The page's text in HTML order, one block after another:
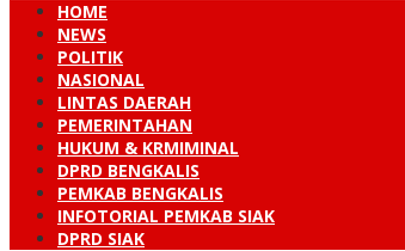
HOME
NEWS
POLITIK
NASIONAL
LINTAS DAERAH
PEMERINTAHAN
HUKUM & KRMIMINAL
DPRD BENGKALIS
PEMKAB BENGKALIS
INFOTORIAL PEMKAB SIAK
DPRD SIAK